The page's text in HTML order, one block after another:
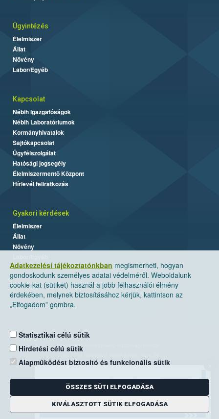
Adatkezelési tájékoztatónkban megismerheti, hogyan
gondoskodunk személyes adatai védelméről. Weboldalunk
cookie-kat (sütiket) használ a jobb felhasználói élmény
érdekében, melynek biztosításához kérjük, kattintson az
„Elfogadom” gombra.
Statisztikai célú sütik
Hirdetési célú sütik
Alapműködést biztosító és funkcionális sütik
ÖSSZES SÜTI ELFOGADÁSA
KIVÁLASZTOTT SÜTIK ELFOGADÁSA
Ügyintézés
Élelmiszer
Állat
Növény
Labor/Egyéb
Kapcsolat
Nébih Igazgatóságok
Nébih Laboratóriumok
Kormányhivatalok
Sajtókapcsolat
Ügyfélszolgálat
Hatósági jogsegély
Élelmiszermentő Központ
Hírlevél feliratkozás
Gyakori kérdések
Élelmiszer
Állat
Növény
Nemzeti Élelmiszerlánc-biztonsági Hivatal
Levelezési cím: 1525 Budapest. Pf. 30.
E-mail:ugyfelszolgalat@nebih.gov.hu
Zöld szám: 06-80/263-244
Telefon: 06-1/ 336-9000